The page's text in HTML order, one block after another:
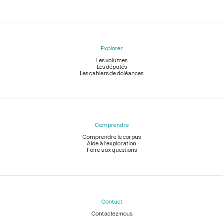
Explorer
Les volumes
Les députés
Les cahiers de doléances
Comprendre
Comprendre le corpus
Aide à l'exploration
Foire aux questions
Contact
Contactez-nous